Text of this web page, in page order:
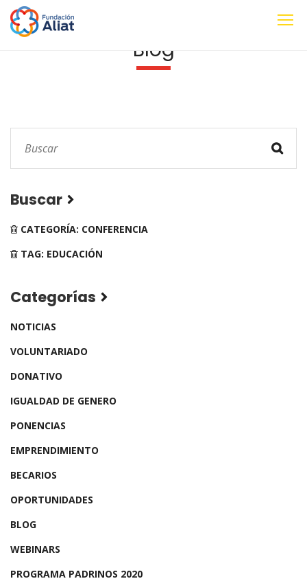
Blog
Buscar
CATEGORÍA: CONFERENCIA
TAG: EDUCACIÓN
Categorías
NOTICIAS
VOLUNTARIADO
DONATIVO
IGUALDAD DE GENERO
PONENCIAS
EMPRENDIMIENTO
BECARIOS
OPORTUNIDADES
BLOG
WEBINARS
PROGRAMA PADRINOS 2020